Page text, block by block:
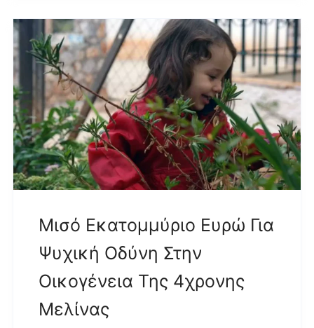
Μισό Εκατομμύριο Ευρώ Για
Ψυχική Οδύνη Στην
Οικογένεια Της 4χρονης
Μελίνας